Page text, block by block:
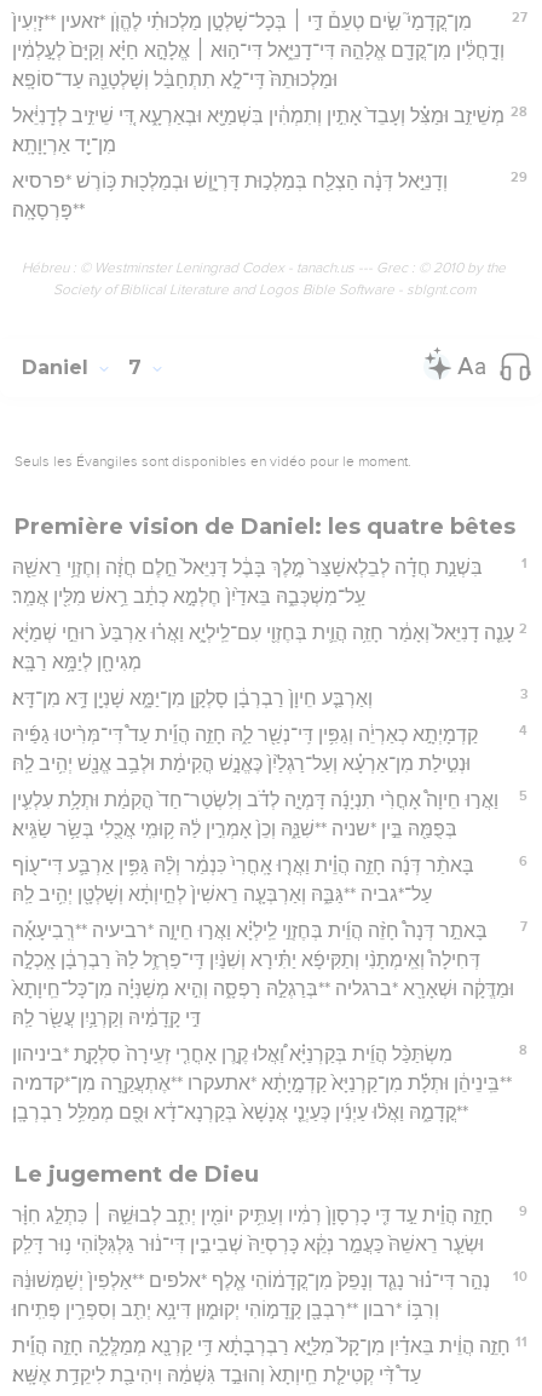
27
מִן־קֳדָמַי֮ שִׂ֣ים טְעֵם֒ דִּ֣י ׀ בְּכָל־שָׁלְטָ֣ן מַלְכוּתִ֗י לֶהֱוֺ֤ן *זאעין **זָיְעִין֙
וְדָ֣חֲלִ֔ין מִן־קֳדָ֖ם אֱלָהֵ֣הּ דִּי־דָֽנִיֵּ֑אל דִּי־ה֣וּא ׀ אֱלָהָ֣א חַיָּ֗א וְקַיָּם֙ לְעָ֣לְמִ֔ין
וּמַלְכוּתֵהּ֙ דִּֽי־לָ֣א תִתְחַבַּ֔ל וְשָׁלְטָנֵ֖הּ עַד־סוֹפָֽא׃
28 מְשֵׁיזִ֣ב וּמַצִּ֗ל וְעָבֵד֙ אָתִ֣ין וְתִמְהִ֔ין בִּשְׁמַיָּ֖א וּבְאַרְעָ֑א דִּ֚י שֵׁיזִ֣יב לְדָֽנִיֵּ֔אל
מִן־יַ֖ד אַרְיָוָתָֽא׃
29
וְדָנִיֵּ֣אל דְּנָ֔ה הַצְלַ֖ח בְּמַלְכ֣וּת דָּרְיָ֑וֶשׁ וּבְמַלְכ֖וּת כּ֥וֹרֶשׁ *פרסיא
**פָּרְסָאָֽה׃
Hébreu : © Westminster Leningrad Codex - tanach.us --- Grec : © 2010 by the
Society of Biblical Literature and Logos Bible Software - sblgnt.com
Daniel 7
Seuls les Évangiles sont disponibles en vidéo pour le moment.
Première vision de Daniel: les quatre bêtes
1
בִּשְׁנַ֣ת חֲדָ֗ה לְבֵלְאשַׁצַּר֙ מֶ֣לֶךְ בָּבֶ֔ל דָּנִיֵּאל֙ חֵ֣לֶם חֲזָ֔ה וְחֶזְוֵ֥י רֵאשֵׁ֖הּ
עַֽל־מִשְׁכְּבֵ֑הּ בֵּאדַ֙יִן֙ חֶלְמָ֣א כְתַ֔ב רֵ֥אשׁ מִלִּ֖ין אֲמַֽר׃
2 עָנֵ֤ה דָנִיֵּאל֙ וְאָמַ֔ר חָזֵ֥ה הֲוֵ֛ית בְּחֶזְוִ֖י עִם־לֵֽילְיָ֑א וַאֲר֗וּ אַרְבַּע֙ רוּחֵ֣י שְׁמַיָּ֔א
מְגִיחָ֖ן לְיַמָּ֥א רַבָּֽא׃
3 וְאַרְבַּ֤ע חֵיוָן֙ רַבְרְבָ֔ן סָלְקָ֖ן מִן־יַמָּ֑א שָׁנְיָ֖ן דָּ֥א מִן־דָּֽא׃
4
קַדְמָיְתָ֣א כְאַרְיֵ֔ה וְגַפִּ֥ין דִּֽי־נְשַׁ֖ר לַ֑הּ חָזֵ֣ה הֲוֵ֡ית עַד֩ דִּי־מְּרִ֨יטוּ גַפַּ֜יהּ
וּנְטִ֣ילַת מִן־אַרְעָ֗א וְעַל־רַגְלַ֙יִן֙ כֶּאֱנָ֣שׁ הֳקִימַ֔ת וּלְבַ֥ב אֱנָ֖שׁ יְהִ֥יב לַֽהּ׃
5
וַאֲר֣וּ חֵיוָה֩ אָחֳרִ֨י תִנְיָנָ֜ה דָּמְיָ֣ה לְדֹ֗ב וְלִשְׂטַר־חַד֙ הֳקִמַ֔ת וּתְלָ֥ת עִלְעִ֛ין
בְּפֻמַּ֖הּ בֵּ֣ין *שניה **שִׁנַּ֑הּ וְכֵן֙ אָמְרִ֣ין לַ֔הּ ק֥וּמִֽי אֲכֻ֖לִי בְּשַׂ֥ר שַׂגִּֽיא׃
6
בָּאתַ֨ר דְּנָ֜ה חָזֵ֣ה הֲוֵ֗ית וַאֲר֤וּ אָֽחֳרִי֙ כִּנְמַ֔ר וְלַ֨הּ גַּפִּ֥ין אַרְבַּ֛ע דִּי־ע֖וֹף
עַל־*גביה **גַּבַּ֑הּ וְאַרְבְּעָ֤ה רֵאשִׁין֙ לְחֵ֣יוְתָ֔א וְשָׁלְטָ֖ן יְהִ֥יב לַֽהּ׃
7
בָּאתַ֣ר דְּנָה֩ חָזֵ֨ה הֲוֵ֜ית בְּחֶזְוֵ֣י לֵֽילְיָ֗א וַאֲר֣וּ חֵיוָ֣ה *רביעיה **רְֽבִיעָאָ֡ה
דְּחִילָה֩ וְאֵֽימְתָנִ֨י וְתַקִּיפָ֜א יַתִּ֗ירָא וְשִׁנַּ֨יִן דִּֽי־פַרְזֶ֥ל לַהּ֙ רַבְרְבָ֔ן אָֽכְלָ֣ה
וּמַדֱּקָ֔ה וּשְׁאָרָ֖א *ברגליה **בְּרַגְלַ֣הּ רָפְסָ֑ה וְהִ֣יא מְשַׁנְּיָ֗ה מִן־כָּל־חֵֽיוָתָא֙
דִּ֣י קָֽדָמַ֔יהּ וְקַרְנַ֥יִן עֲשַׂ֖ר לַֽהּ׃
8
מִשְׂתַּכַּ֨ל הֲוֵ֜ית בְּקַרְנַיָּ֗א וַ֠אֲלוּ קֶ֣רֶן אָחֳרִ֤י זְעֵירָה֙ סִלְקָ֣ת *ביניהון
**בֵּֽינֵיהֵ֔ן וּתְלָ֗ת מִן־קַרְנַיָּא֙ קַדְמָ֣יָתָ֔א *אתעקרו **אֶתְעֲקַ֖רָה מִן־*קדמיה
**קֳדָמַ֑הּ וַאֲל֨וּ עַיְנִ֜ין כְּעַיְנֵ֤י אֲנָשָׁא֙ בְּקַרְנָא־דָ֔א וּפֻ֖ם מְמַלִּ֥ל רַבְרְבָֽן׃
Le jugement de Dieu
9
חָזֵ֣ה הֲוֵ֗ית עַ֣ד דִּ֤י כָרְסָוָן֙ רְמִ֔יו וְעַתִּ֥יק יוֹמִ֖ין יְתִ֑ב לְבוּשֵׁ֣הּ ׀ כִּתְלַ֣ג חִוָּ֗ר
וּשְׂעַ֤ר רֵאשֵׁהּ֙ כַּעֲמַ֣ר נְקֵ֔א כָּרְסְיֵהּ֙ שְׁבִיבִ֣ין דִּי־נ֔וּר גַּלְגִּלּ֖וֹהִי נ֥וּר דָּלִֽק׃
10
נְהַ֣ר דִּי־נ֗וּר נָגֵ֤ד וְנָפֵק֙ מִן־קֳדָמ֔וֹהִי אֶ֤לֶף *אלפים **אַלְפִין֙ יְשַׁמְּשׁוּנֵּ֔הּ
וְרִבּ֥וֹ *רבון **רִבְבָ֖ן קָֽדָמ֣וֹהִי יְקוּמ֑וּן דִּינָ֥א יְתִ֖ב וְסִפְרִ֥ין פְּתִֽיחוּ׃
11 חָזֵ֣ה הֲוֵ֔ית בֵּאדַ֗יִן מִן־קָל֙ מִלַּיָּ֣א רַבְרְבָתָ֔א דִּ֥י קַרְנָ֖א מְמַלֱּלָ֑ה חָזֵ֣ה הֲוֵ֡ית
עַד֩ דִּ֨י קְטִילַ֤ת חֵֽיוְתָא֙ וְהוּבַ֣ד גִּשְׁמַ֔הּ וִיהִיבַ֖ת לִיקֵדַ֥ת אֶשָּֽׁא׃